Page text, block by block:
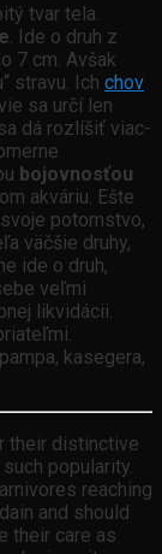
tvar tela.
. Ide o druh z
7 cm. Avšak
stravu. Ich chov
sa určí len
dá rozlíšiť viac-
bojovnosťou
akváriu. Ešte
potomstvo,
väčšie druhy,
ide o druh,
veľmi
likvidácii.
kasegera,
their distinctive
popularity.
reaching
and should
their care as